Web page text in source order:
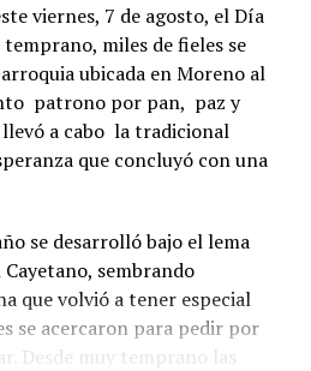
viernes, 7 de agosto, el Día
temprano, miles de fieles se
ubicada en Moreno al
patrono por pan, paz y
a cabo la tradicional
que concluyó con una
se desarrolló bajo el lema
sembrando
que volvió a tener especial
se acercaron para pedir por
Desde muy temprano las